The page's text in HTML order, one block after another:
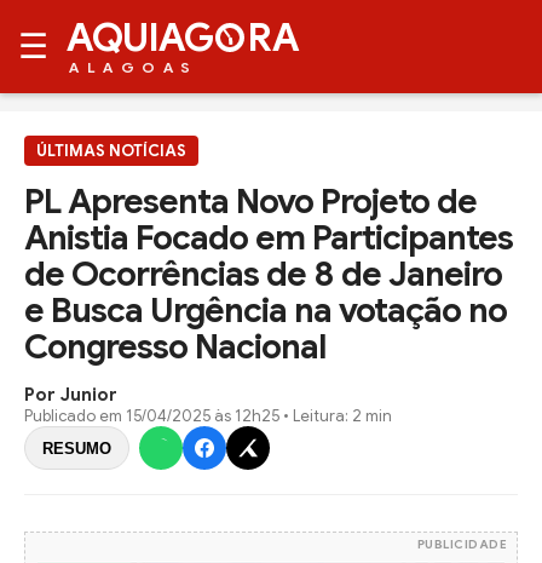
☰ AQUIAG RA
ALAGOAS
ÚLTIMAS NOTÍCIAS
PL Apresenta Novo Projeto de
Anistia Focado em Participantes
de Ocorrências de 8 de Janeiro
e Busca Urgência na votação no
Congresso Nacional
Por Junior
Publicado em 15/04/2025 às 12h25 • Leitura: 2 min
RESUMO
PUBLICIDADE